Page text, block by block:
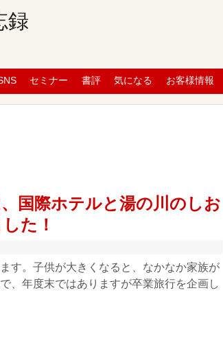
録
セミナー 書評 気になる お客様情報
国際ホテルと湯の川のしお
た！
す。子供が大きくなると、なかなか家族が
、年度末ではありますが卒業旅行を企画し